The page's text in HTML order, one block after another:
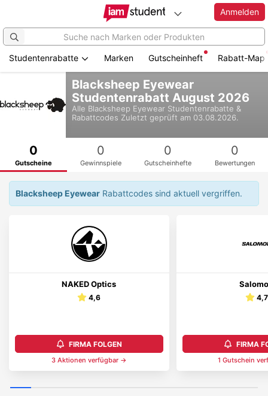
springen
Anmelden
Studentenrabatte Marken Gutscheinheft Rabatt-Map
Blacksheep Eyewear
Studentenrabatt August 2026
Alle Blacksheep Eyewear Studentenrabatte &
Rabattcodes Zuletzt geprüft am 03.08.2026.
0
Gutscheine
0
Gewinnspiele
0
Gutscheinhefte
0
Bewertungen
Blacksheep Eyewear Rabattcodes sind aktuell vergriffen.
NAKED Optics
4,6
FIRMA FOLGEN
3 Aktionen verfügbar →
4,7
FIRMA
1 Gutschein